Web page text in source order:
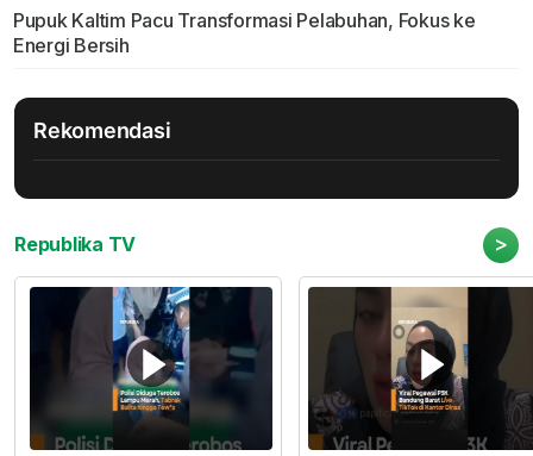
Pupuk Kaltim Pacu Transformasi Pelabuhan, Fokus ke
Energi Bersih
Rekomendasi
Republika TV >